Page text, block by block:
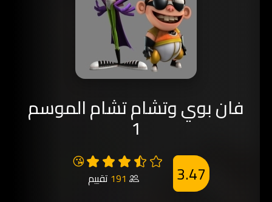
فان بوي وتشام تشام الموسم
1
😘
191 تقييم 3.47